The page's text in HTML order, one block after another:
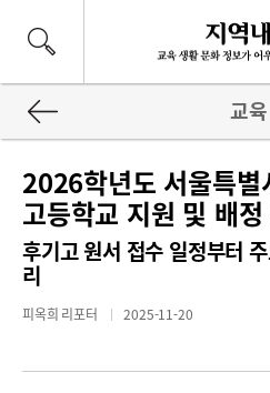
교육
2026학년도 서울특별
고등학교 지원 및 배
후기고 원서 접수 일정부터
리
피옥희 리포터 2025-11-20